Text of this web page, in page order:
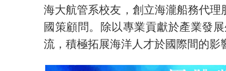
海大航管系校友，創立海瀧船務代
國策顧問。除以專業貢獻於產業發
流，積極拓展海洋人才於國際間的影